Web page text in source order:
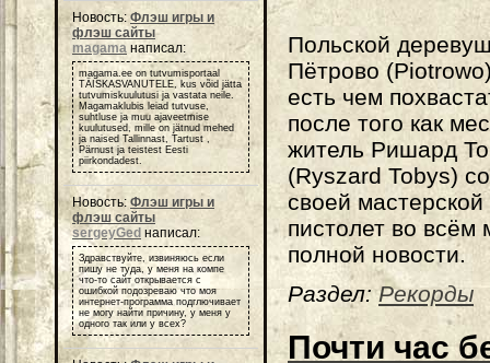
Новость: Флэш игры и
флэш сайты
magama написал:
magama.ee on tutvumisportaal
TÄISKASVANUTELE, kus võid jätta
tutvumiskuulutusi ja vastata neile.
Magamaklubis leiad tutvuse,
suhtluse ja muu ajaveetmise
kuulutused, mille on jätnud mehed
ja naised Tallinnast, Tartust ,
Pärnust ja teistest Eesti
piirkondadest.
Новость: Флэш игры и
флэш сайты
sergeyGed написал:
Здравствуйте, извиняюсь если
пишу не туда, у меня на компе
что-то сайт открывается с
ошибкой подозреваю что моя
интернет-программа подглючивает
не могу найти причину, у меня у
одного так или у всех?
Польской
Пётрово
есть чем
после того как
житель Ришард
(Ryszard Tobys)
своей
пистолет во
полной новости.
Раздел: Рекорды
Почти час